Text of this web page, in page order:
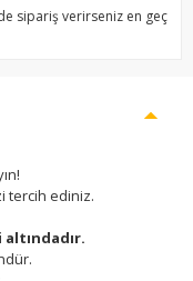
sipariş verirseniz en geç
tercih ediniz.
altındadır.